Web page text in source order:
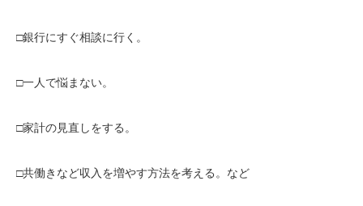
□銀行にすぐ相談に行く。
□一人で悩まない。
□家計の見直しをする。
□共働きなど収入を増やす方法を考える。など